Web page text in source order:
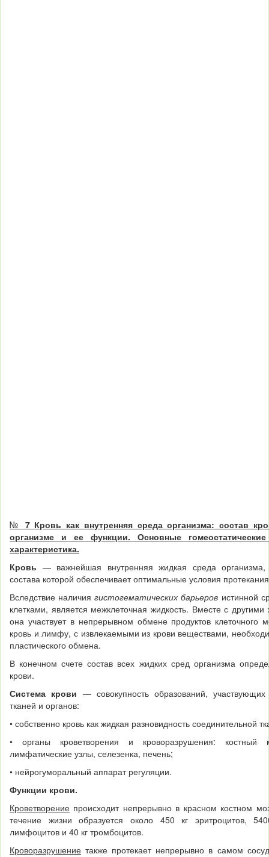
№ 7 Кровь как внутренняя среда организма: состав
организме и ее функции. Основные
характеристика.
Кровь — важнейшая внутренняя жидкая среда организма,
состава которой обеспечивает оптимальные условия
Вследствие наличиягистогематических барьеров истинной
клетками, является межклеточная жидкость. Вместе с
она участвует в непрерывном обме­не продуктов клеточного
кровь и лимфу, с из­влекаемыми из крови веществами,
пластического обмена.
В конечном счете состав всех жидких сред организма
крови.
Система крови — совокупность образований,
тканей и органов:
• собственно кровь как жидкая разновидность соединительной
• органы кроветворения и кроворазрушения: костный
лимфатические узлы, селезенка, печень;
• нейрогуморальный аппарат регуляции.
Функции крови.
Кроветворение происходит непрерывно в красном костном
течение жизни образуется около 450 кг эритроци­тов,
лимфоцитов и 40 кг тромбоцитов.
Кроворазрушение также протекает непрерывно в самом